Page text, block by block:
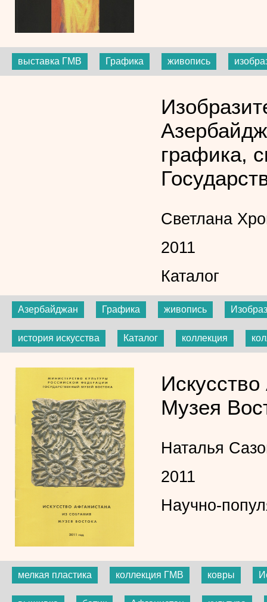
выставка ГМВ Графика живопись
графика,
Светлана
2011
Каталог
Азербайджан Графика живопись
история искусства Каталог коллекция
Музея
Наталья
2011
Научно-
мелкая пластика коллекция ГМВ ковры